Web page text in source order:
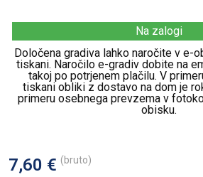
Na zalogi
Določena gradiva lahko naročite v e-
tiskani. Naročilo e-gradiv dobite na
takoj po potrjenem plačilu. V
tiskani obliki z dostavo na dom je
primeru osebnega prevzema v
obisku.
7,60 € (bruto)